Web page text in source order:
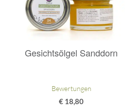
Gesichtsölgel Sanddorn
Bewertungen
€ 18,80